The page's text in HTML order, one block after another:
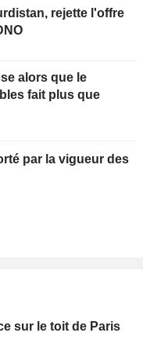
rejette l'offre
alors que le
fait plus que
par la vigueur des
sur le toit de Paris